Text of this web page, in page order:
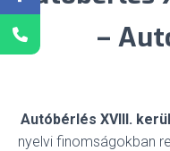
–
Autóbérlés XVIII.
nyelvi finomságokban